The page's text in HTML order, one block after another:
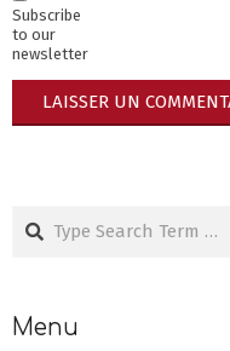
Subscribe
to our
newsletter
Search
Menu